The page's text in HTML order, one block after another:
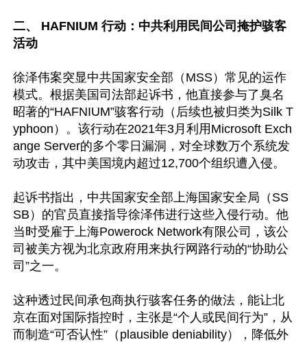
二、 HAFNIUM 行动：中共利用民间公司掩护骇客
活动
徐泽伟案突显中共国家安全部（MSS）常见的运作
模式。根据美国司法部起诉书，他直接参与了臭名
昭著的“HAFNIUM”骇客行动（后续也被归类为Silk T
yphoon）。该行动在2021年3月利用Microsoft Exch
ange Server的多个零日漏洞，对全球数万个系统发
动攻击，其中美国境内超过12,700个组织遭入侵。
起诉书指出，中共国家安全部上海国家安全局（SS
SB）的官员直接指导徐泽伟进行这些入侵行动。他
当时受雇于上海Powerock Network有限公司，该公
司被美方视为北京政府用来执行网路行动的“协助公
司”之一。
这种透过民间承包商执行骇客任务的做法，能让北
京在面对国际指控时，主张是“个人或民间行为”，从
而制造“可否认性”（plausible deniability），降低外